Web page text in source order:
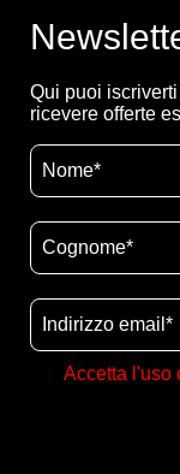
Qui puoi
ricevere offerte
Accetta l'uso